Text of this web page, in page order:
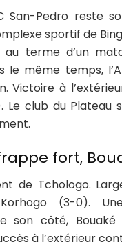
San-Pedro reste
sportif de
au terme d’un
le même temps,
Victoire à
Le club du Plateau
fort,
de Tchologo.
(3-0).
son côté,
à l’extérieur